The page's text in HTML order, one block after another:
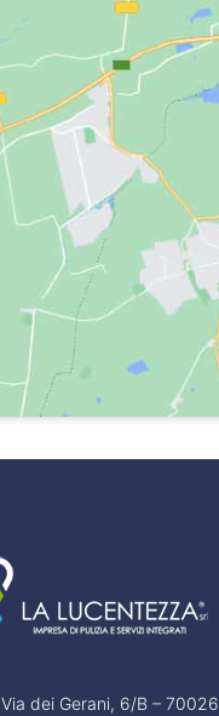
Via dei Gerani, 6/B – 70026